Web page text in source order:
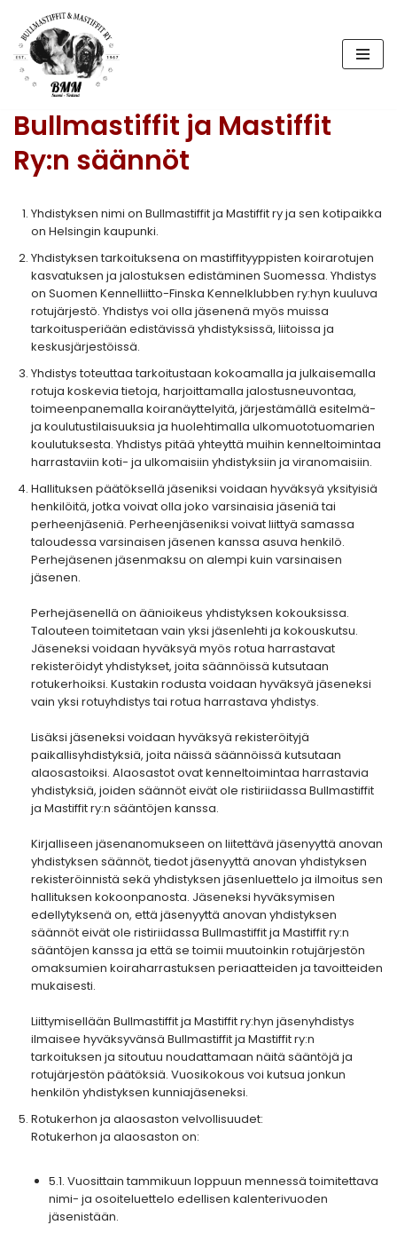
Siirry
suoraan
sisältöön
Bullmastiffit ja Mastiffit
Ry:n säännöt
Yhdistyksen nimi on Bullmastiffit ja Mastiffit ry ja sen kotipaikka
on Helsingin kaupunki.
Yhdistyksen tarkoituksena on mastiffityyppisten koirarotujen
kasvatuksen ja jalostuksen edistäminen Suomessa. Yhdistys
on Suomen Kennelliitto-Finska Kennelklubben ry:hyn kuuluva
rotujärjestö. Yhdistys voi olla jäsenenä myös muissa
tarkoitusperiään edistävissä yhdistyksissä, liitoissa ja
keskusjärjestöissä.
Yhdistys toteuttaa tarkoitustaan kokoamalla ja julkaisemalla
rotuja koskevia tietoja, harjoittamalla jalostusneuvontaa,
toimeenpanemalla koiranäyttelyitä, järjestämällä esitelmä-
ja koulutustilaisuuksia ja huolehtimalla ulkomuototuomarien
koulutuksesta. Yhdistys pitää yhteyttä muihin kenneltoimintaa
harrastaviin koti- ja ulkomaisiin yhdistyksiin ja viranomaisiin.
Hallituksen päätöksellä jäseniksi voidaan hyväksyä yksityisiä
henkilöitä, jotka voivat olla joko varsinaisia jäseniä tai
perheenjäseniä. Perheenjäseniksi voivat liittyä samassa
taloudessa varsinaisen jäsenen kanssa asuva henkilö.
Perhejäsenen jäsenmaksu on alempi kuin varsinaisen
jäsenen.
Perhejäsenellä on äänioikeus yhdistyksen kokouksissa.
Talouteen toimitetaan vain yksi jäsenlehti ja kokouskutsu.
Jäseneksi voidaan hyväksyä myös rotua harrastavat
rekisteröidyt yhdistykset, joita säännöissä kutsutaan
rotukerhoiksi. Kustakin rodusta voidaan hyväksyä jäseneksi
vain yksi rotuyhdistys tai rotua harrastava yhdistys.
Lisäksi jäseneksi voidaan hyväksyä rekisteröityjä
paikallisyhdistyksiä, joita näissä säännöissä kutsutaan
alaosastoiksi. Alaosastot ovat kenneltoimintaa harrastavia
yhdistyksiä, joiden säännöt eivät ole ristiriidassa Bullmastiffit
ja Mastiffit ry:n sääntöjen kanssa.
Kirjalliseen jäsenanomukseen on liitettävä jäsenyyttä anovan
yhdistyksen säännöt, tiedot jäsenyyttä anovan yhdistyksen
rekisteröinnistä sekä yhdistyksen jäsenluettelo ja ilmoitus sen
hallituksen kokoonpanosta. Jäseneksi hyväksymisen
edellytyksenä on, että jäsenyyttä anovan yhdistyksen
säännöt eivät ole ristiriidassa Bullmastiffit ja Mastiffit ry:n
sääntöjen kanssa ja että se toimii muutoinkin rotujärjestön
omaksumien koiraharrastuksen periaatteiden ja tavoitteiden
mukaisesti.
Liittymisellään Bullmastiffit ja Mastiffit ry:hyn jäsenyhdistys
ilmaisee hyväksyvänsä Bullmastiffit ja Mastiffit ry:n
tarkoituksen ja sitoutuu noudattamaan näitä sääntöjä ja
rotujärjestön päätöksiä. Vuosikokous voi kutsua jonkun
henkilön yhdistyksen kunniajäseneksi.
Rotukerhon ja alaosaston velvollisuudet:
Rotukerhon ja alaosaston on:
5.1. Vuosittain tammikuun loppuun mennessä toimitettava
nimi- ja osoiteluettelo edellisen kalenterivuoden
jäsenistään.